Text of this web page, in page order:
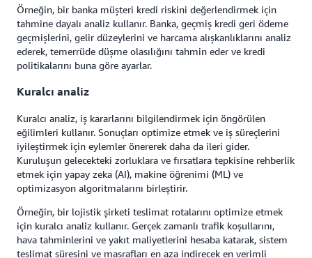
Örneğin, bir banka müşteri kredi riskini değerlendirmek için
tahmine dayalı analiz kullanır. Banka, geçmiş kredi geri ödeme
geçmişlerini, gelir düzeylerini ve harcama alışkanlıklarını analiz
ederek, temerrüde düşme olasılığını tahmin eder ve kredi
politikalarını buna göre ayarlar.
Kuralcı analiz
Kuralcı analiz, iş kararlarını bilgilendirmek için öngörülen
eğilimleri kullanır. Sonuçları optimize etmek ve iş süreçlerini
iyileştirmek için eylemler önererek daha da ileri gider.
Kuruluşun gelecekteki zorluklara ve fırsatlara tepkisine rehberlik
etmek için yapay zeka (AI), makine öğrenimi (ML) ve
optimizasyon algoritmalarını birleştirir.
Örneğin, bir lojistik şirketi teslimat rotalarını optimize etmek
için kuralcı analiz kullanır. Gerçek zamanlı trafik koşullarını,
hava tahminlerini ve yakıt maliyetlerini hesaba katarak, sistem
teslimat süresini ve masrafları en aza indirecek en verimli